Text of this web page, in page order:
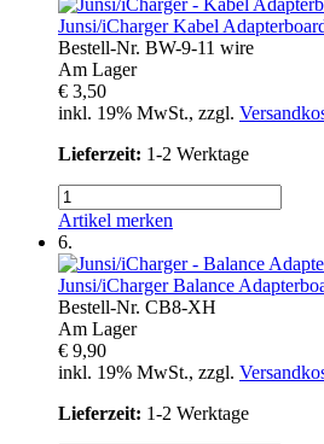
Junsi/iCharger Kabel
Bestell-Nr. BW-9-11 wire
Am Lager
€ 3,50
inkl. 19% MwSt., zzgl.
Lieferzeit: 1-2 Werktage
Artikel merken
6.
Junsi/iCharger Balance
Bestell-Nr. CB8-XH
Am Lager
€ 9,90
inkl. 19% MwSt., zzgl.
Lieferzeit: 1-2 Werktage